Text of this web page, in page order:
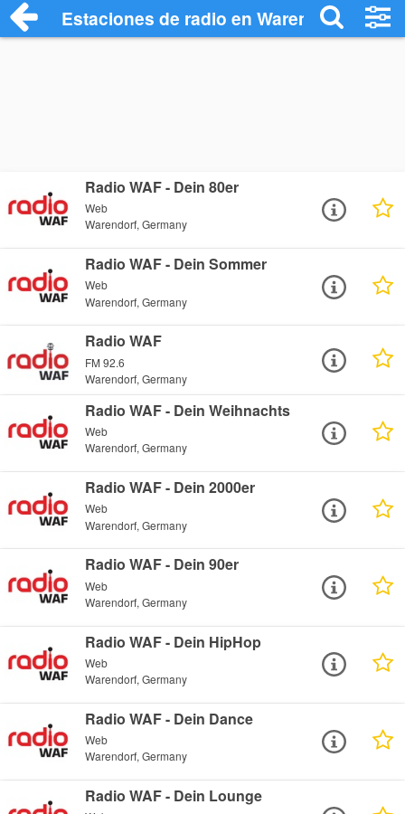
Estaciones de radio en Warendorf -
Radio WAF - Dein 80er
Web
Warendorf, Germany
Radio WAF - Dein Sommer
Web
Warendorf, Germany
Radio WAF
FM 92.6
Warendorf, Germany
Radio WAF - Dein Weihnachts
Web
Warendorf, Germany
Radio WAF - Dein 2000er
Web
Warendorf, Germany
Radio WAF - Dein 90er
Web
Warendorf, Germany
Radio WAF - Dein HipHop
Web
Warendorf, Germany
Radio WAF - Dein Dance
Web
Warendorf, Germany
Radio WAF - Dein Lounge